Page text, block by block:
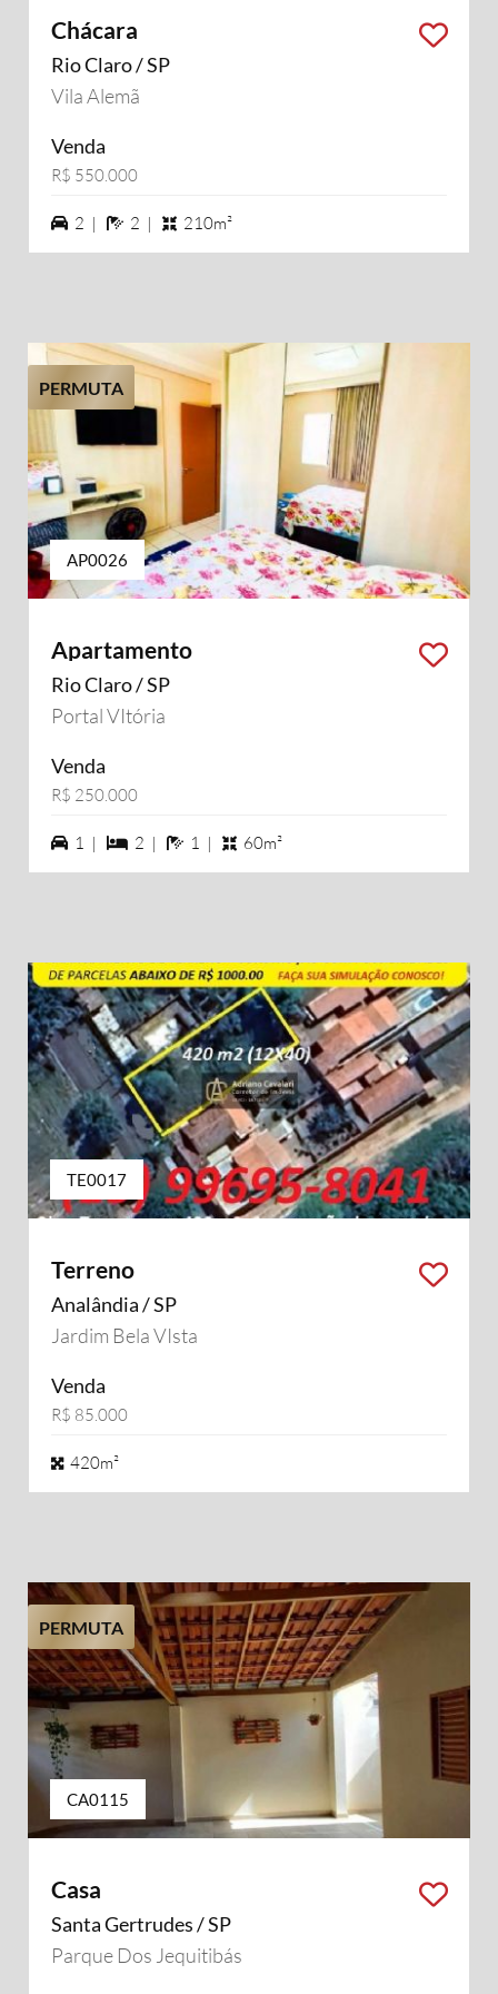
Chácara
Rio Claro / SP
Vila Alemã
Venda
R$ 550.000
2 vagas na garagem
2 | 2 banheiros
2 | 210m²
PERMUTA
AP0026
Apartamento
Rio Claro / SP
Portal VItória
Venda
R$ 250.000
1 vagas na garagem
1 | 2 dormiórios
2 | 1 banheiros
1 | 60m²
TE0017
Terreno
Analândia / SP
Jardim Bela VIsta
Venda
R$ 85.000
420m²
PERMUTA
CA0115
Casa
Santa Gertrudes / SP
Parque Dos Jequitibás